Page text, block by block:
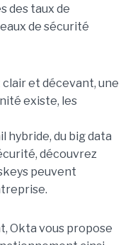
des taux de
de sécurité
et décevant, une
existe, les
hybride, du big data
découvrez
peuvent
Okta vous propose